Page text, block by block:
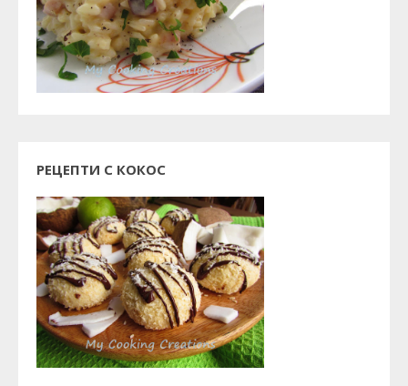
РЕЦЕПТИ С КОКОС